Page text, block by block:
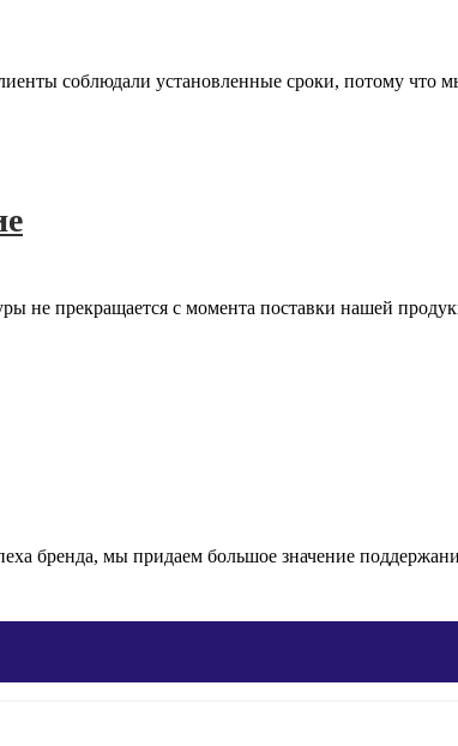
соблюдали установленные сроки, потому что
не прекращается с момента поставки нашей
бренда, мы придаем большое значение